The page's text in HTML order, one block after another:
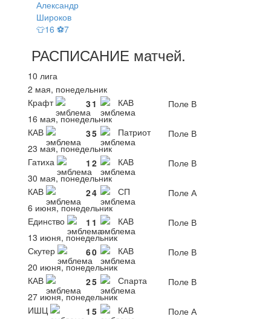
Александр
Широков
👕16 ⚽7
РАСПИСАНИЕ матчей.
10 лига
2 мая, понедельник
Крафт
31 КАВ
Поле В
16 мая, понедельник
КАВ
35 Патриот
Поле В
23 мая, понедельник
Гатиха
1 2 КАВ
Поле В
30 мая, понедельник
КАВ
24 СП
Поле А
6 июня, понедельник
Единство
1 1 КАВ
Поле В
13 июня, понедельник
Скутер
60 КАВ
Поле В
20 июня, понедельник
КАВ
25 Спарта
Поле В
27 июня, понедельник
ИШЦ
1 5 КАВ
Поле А